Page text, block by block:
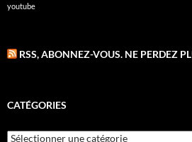
youtube
RSS, ABONNEZ-VOUS. NE PERDEZ
CATÉGORIES
Catégories